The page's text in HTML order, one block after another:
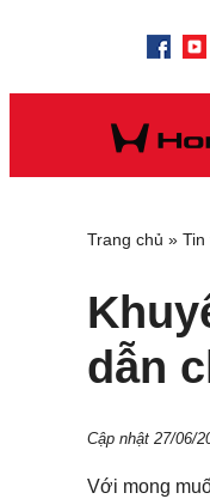
Trang chủ » Tin
dẫn
Cập nhật 27/06/
Với mong